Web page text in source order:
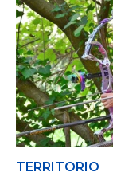
TERRITORIO